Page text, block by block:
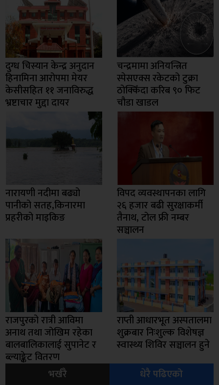
दुग्ध चिस्यान केन्द्र अनुदान
हिनामिना आरोपमा मेयर
केसीसहित ११ जनाविरुद्ध
भ्रष्टाचार मुद्दा दायर
चन्द्रमामा अनियन्त्रित
स्पेसएक्स रकेटको टुक्रा
ठोक्किँदा करिब ९० फिट
चौडा खाडल
नारायणी नदीमा बढ्यो
पानीको सतह,किनारमा
प्रहरीको माइकिङ
विपद व्यवस्थापनका लागि
२६ हजार बढी सुरक्षाकर्मी
तैनाथ, टोल फ्री नम्बर
सञ्चालन
राजपुरको रात्री आविमा
अनाथ तथा जोखिम रहेका
बालबालिकालाई सुपानेट र
ब्ल्याङ्केट वितरण
राप्ती आधारभूत अस्पतालमा
शुक्रबार निःशुल्क विशेषज्ञ
स्वास्थ्य शिविर सञ्चालन हुने
भर्खरै
धेरै पढिएको